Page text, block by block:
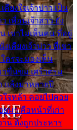
ยงใจเจ้าบ่าว เป็น
เพื่อนเจ้าสาว ยัง
เขาไม่เห็นคน ที่อยู่
เคียงเจ้าบ่าว ที่เขา
ครจะมองเห็น
าขื่นขม เศร้าตรม
แล้งมาหลายปี
ใจหล้า คอยไปคอย
ยมา คือหน้าที่เก่า
น ดั่งถูกประหาร